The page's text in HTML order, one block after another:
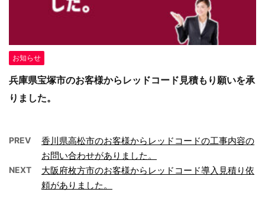
お知らせ
兵庫県宝塚市のお客様からレッドコード見積もり願いを承
りました。
PREV
香川県高松市のお客様からレッドコードの工事内容の
お問い合わせがありました。
NEXT
大阪府枚方市のお客様からレッドコード導入見積り依
頼がありました。